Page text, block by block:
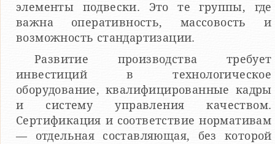
элементы подвески. Это те группы, где
важна оперативность, массовость и
возможность стандартизации.
Развитие производства требует
инвестиций в технологическое
оборудование, квалифицированные кадры
и систему управления качеством.
Сертификация и соответствие нормативам
— отдельная составляющая, без которой